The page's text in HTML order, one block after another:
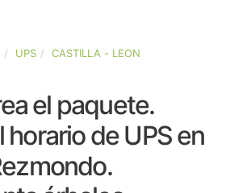
UPS CASTILLA - LEON
el paquete.
de UPS en